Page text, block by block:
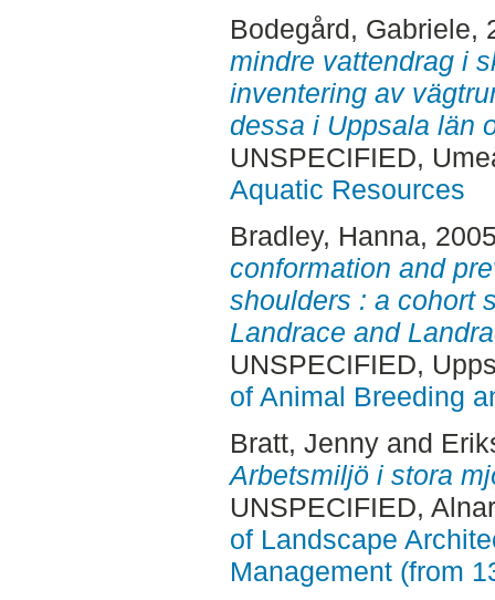
Bodegård, Gabriele,
mindre vattendrag i
inventering av
dessa i Uppsala län
UNSPECIFIED,
Aquatic Resources
Bradley, Hanna,
conformation and
shoulders : a cohort
Landrace and
UNSPECIFIED,
of Animal Breeding
Bratt, Jennyand
Arbetsmiljö i stora
UNSPECIFIED,
of Landscape
Management (from